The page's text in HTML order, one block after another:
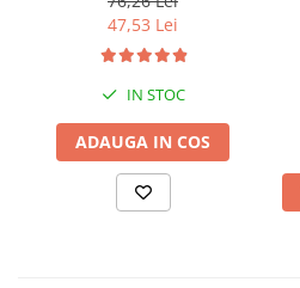
47,53 Lei
IN STOC
ADAUGA IN COS